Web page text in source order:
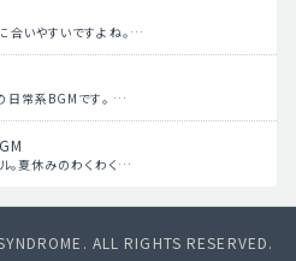
合いやすいですよね。…
日常系BGMです。 …
。夏休みのわくわく…
ALL RIGHTS RESERVED.